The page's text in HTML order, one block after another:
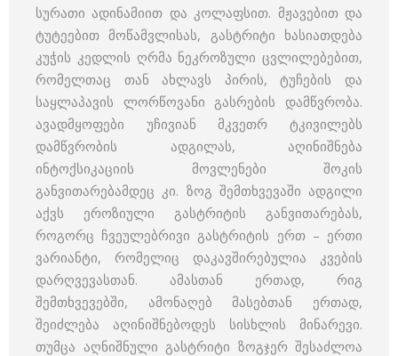
სურათი ადინამიით და კოლაფსით. მჟავებით და
ტუტეებით მოწამვლისას, გასტრიტი ხასიათდება
კუჭის კედლის ღრმა ნეკროზული ცვლილებებით,
რომელთაც თან ახლავს პირის, ტუჩების და
საყლაპავის ლორწოვანი გასრების დამწვრობა.
ავადმყოფები უჩივიან მკვეთრ ტკივილებს
დამწვრობის ადგილას, აღინიშნება
ინტოქსიკაციის მოვლენები შოკის
განვითარებამდეც კი. ზოგ შემთხვევაში ადგილი
აქვს ეროზიული გასტრიტის განვითარებას,
როგორც ჩვეულებრივი გასტრიტის ერთ – ერთი
ვარიანტი, რომელიც დაკავშირებულია კვების
დარღვევასთან. ამასთან ერთად, რიგ
შემთხვევებში, ამონაღებ მასებთან ერთად,
შეიძლება აღინიშნებოდეს სისხლის მინარევი.
თუმცა აღნიშნული გასტრიტი ზოგჯერ შესაძლოა